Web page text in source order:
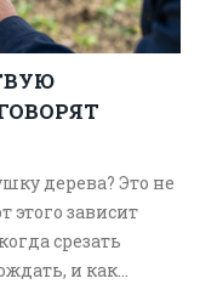
дерева? Это не
этого зависит
срезать
и как